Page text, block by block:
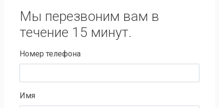
Мы перезвоним вам в
течение 15 минут.
Номер телефона
Имя